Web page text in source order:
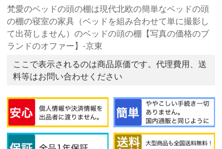
梵愛のベッドの頭の棚は現代北欧の簡単なベッドの頭
の棚の寝室の家具（ベッドを組み合わせて単に撮影し
て出荷しません）のベッドの頭の棚【写真の価格のブ
ランドのオファー】-京東
ここで表示されるのは商品原価です。代理費用、送
料等はお問い合わせください